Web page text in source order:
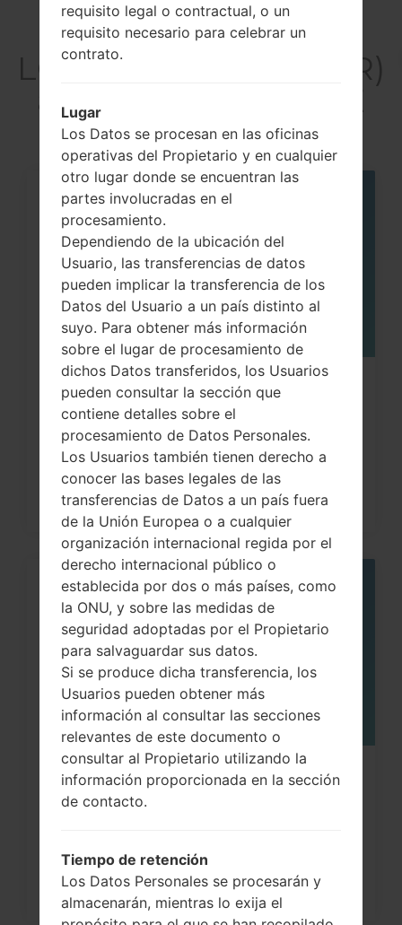
Artículos
LGH635AR(LGH635AR)
akaLG G4 Stylus LTE
Cómo hacer Reinicio Completo en
LG G3, G4, G5 , G7...
05
¿Cómo restablecer datos de fábrica
a través del código...
requisito legal o contractual, o un
requisito necesario para celebrar un
contrato.
Lugar
Los Datos se procesan en las oficinas
operativas del Propietario y en cualquier
otro lugar donde se encuentran las
partes involucradas en el
procesamiento.
Dependiendo de la ubicación del
Usuario, las transferencias de datos
pueden implicar la transferencia de los
Datos del Usuario a un país distinto al
suyo. Para obtener más información
sobre el lugar de procesamiento de
dichos Datos transferidos, los Usuarios
pueden consultar la sección que
contiene detalles sobre el
procesamiento de Datos Personales.
Los Usuarios también tienen derecho a
conocer las bases legales de las
transferencias de Datos a un país fuera
de la Unión Europea o a cualquier
organización internacional regida por el
derecho internacional público o
establecida por dos o más países, como
la ONU, y sobre las medidas de
seguridad adoptadas por el Propietario
para salvaguardar sus datos.
Si se produce dicha transferencia, los
Usuarios pueden obtener más
información al consultar las secciones
relevantes de este documento o
consultar al Propietario utilizando la
información proporcionada en la sección
de contacto.
Tiempo de retención
Los Datos Personales se procesarán y
almacenarán, mientras lo exija el